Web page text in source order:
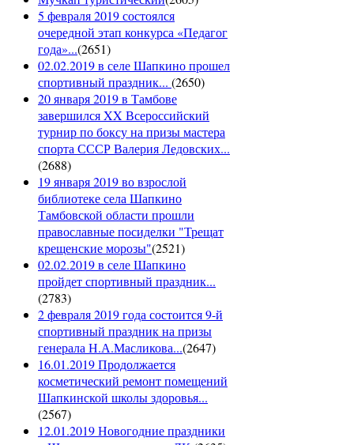
5 февраля 2019 состоялся
очередной этап конкурса «Педагог
года»...(2651)
02.02.2019 в селе Шапкино прошел
спортивный праздник... (2650)
20 января 2019 в Тамбове
завершился XX Всероссийский
турнир по боксу на призы мастера
спорта СССР Валерия Ледовских...
(2688)
19 января 2019 во взрослой
библиотеке села Шапкино
Тамбовской области прошли
православные посиделки "Трещат
крещенские морозы"(2521)
02.02.2019 в селе Шапкино
пройдет спортивный праздник...
(2783)
2 февраля 2019 года состоится 9-й
спортивный праздник на призы
генерала Н.А.Масликова...(2647)
16.01.2019 Продолжается
косметический ремонт помещений
Шапкинской школы здоровья...
(2567)
12.01.2019 Новогодние праздники